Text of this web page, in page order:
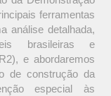
ferramentas
análise detalhada,
brasileiras e
e abordaremos
de construção da
especial às